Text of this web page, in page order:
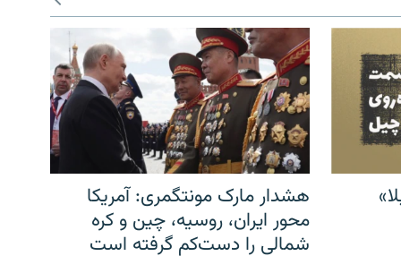
هشدار مارک مونتگمری: آمریکا
محور ایران، روسیه، چین و کره
شمالی را دست‌کم گرفته است